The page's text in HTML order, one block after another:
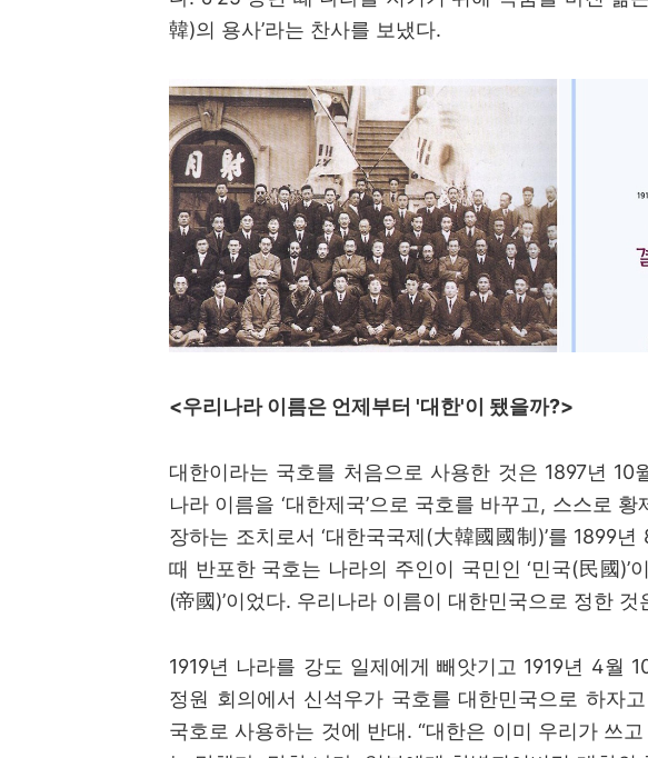
韓)의 용사’라는 찬사를 보냈다.
<우리나라 이름은 언제부터 '대한'이 됐을까?>
대한이라는 국호를 처음으로 사용한 것은 1897년 10
나라 이름을 ‘대한제국’으로 국호를 바꾸고 , 스스로 황
장하는 조치로서‘대한국국제(大韓國國制 )’를 1899년
때 반포한 국호는 나라의 주인이 국민인‘민국(民國)’
(帝國)’이었다. 우리나라 이름이 대한민국으로 정한 것
1919년 나라를 강도 일제에게 빼앗기고 1919년 4월
정원 회의에서 신석우가 국호를 대한민국으로 하자
국호로 사용하는 것에 반대. “대한은 이미 우리가 쓰